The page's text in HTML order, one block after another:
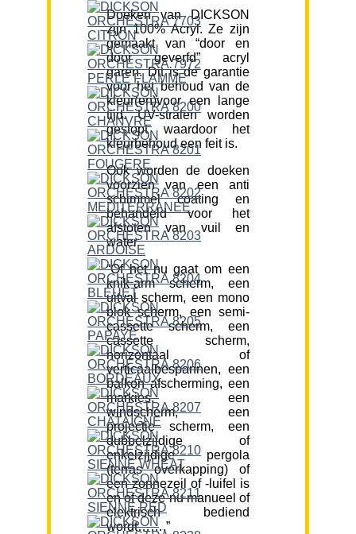
Doeken van DICKSON
zijn 100% Acryl. Ze zijn
gemaakt van “door en
door geverfd” acryl
garen. Dit is de garantie
voor het behoud van de
kleur(en)voor een lange
tijd. UV-stralen worden
gestopt waardoor het
kleurbehoud een feit is.
Ook worden de doeken
voorzien van een anti
schimmel coating en
behandeld voor het
afstoten van vuil en
water.
“Of het nu gaat om een
knik-arm scherm, een
uitval scherm, een mono
blok scherm, een semi-
cassette scherm, een
cassette scherm,
horizontaal of
verticaalbespannen, een
balkon afscherming, een
markies, een
windscherm, een
projectie scherm, een
dubbelzijdige of
enkelzijdige pergola
(terras overkapping) of
een zonnezeil of -luifel is
en of deze nu manueel of
elektrisch bediend
wordt…….”